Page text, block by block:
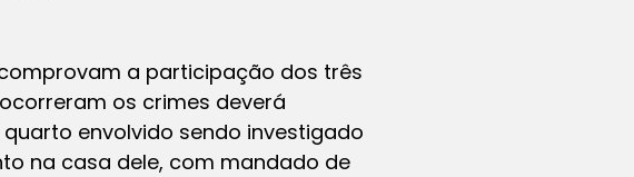
a participação dos três
os crimes deverá
envolvido sendo investigado
na casa dele, com mandado de